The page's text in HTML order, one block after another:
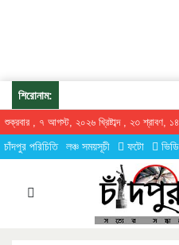
শিরোনাম:
শুক্রবার , ৭ আগস্ট, ২০২৬ খ্রিষ্টাব্দ , ২৩ শ্রাবণ,
চাঁদপুর পরিচিতি লঞ্চ সময়সূচী ফটো